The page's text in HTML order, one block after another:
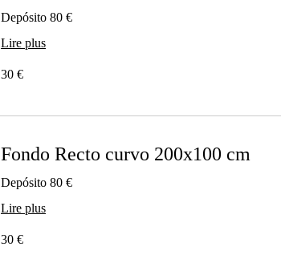
Depósito 80 €
Lire plus
euros
30 €
Fondo Recto curvo 200x100 cm
Depósito 80 €
Lire plus
euros
30 €